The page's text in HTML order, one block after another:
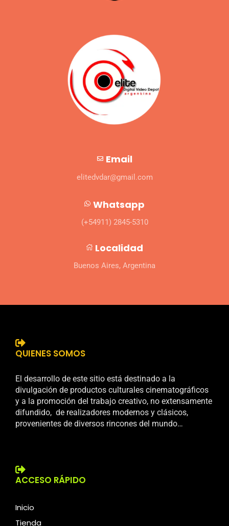
Email
elitedvdar@gmail.com
Whatsapp
(+54911) 2845-5310
Localidad
Buenos Aires, Argentina
QUIENES SOMOS
El desarrollo de este sitio está destinado a la
divulgación de productos culturales cinematográficos
y a la promoción del trabajo creativo, no extensamente
difundido, de realizadores modernos y clásicos,
provenientes de diversos rincones del mundo…
ACCESO RÁPIDO
Inicio
Tienda